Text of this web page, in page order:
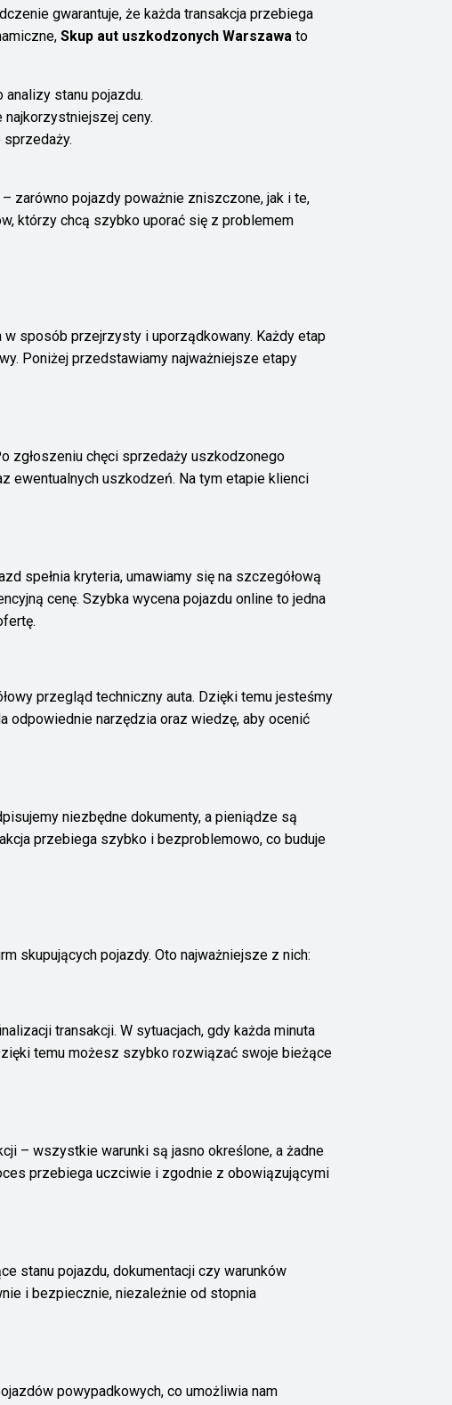
gwarantuje, że każda transakcja przebiega
Skup aut uszkodzonych Warszawa to
stanu pojazdu.
najkorzystniejszej ceny.
sprzedaży.
zarówno pojazdy poważnie zniszczone, jak i te,
którzy chcą szybko uporać się z problemem
sposób przejrzysty i uporządkowany. Każdy etap
Poniżej przedstawiamy najważniejsze etapy
zgłoszeniu chęci sprzedaży uszkodzonego
ewentualnych uszkodzeń. Na tym etapie klienci
spełnia kryteria, umawiamy się na szczegółową
cenę. Szybka wycena pojazdu online to jedna
przegląd techniczny auta. Dzięki temu jesteśmy
odpowiednie narzędzia oraz wiedzę, aby ocenić
niezbędne dokumenty, a pieniądze są
przebiega szybko i bezproblemowo, co buduje
skupujących pojazdy. Oto najważniejsze z nich:
transakcji. W sytuacjach, gdy każda minuta
temu możesz szybko rozwiązać swoje bieżące
– wszystkie warunki są jasno określone, a żadne
przebiega uczciwie i zgodnie z obowiązującymi
stanu pojazdu, dokumentacji czy warunków
i bezpiecznie, niezależnie od stopnia
powypadkowych, co umożliwia nam